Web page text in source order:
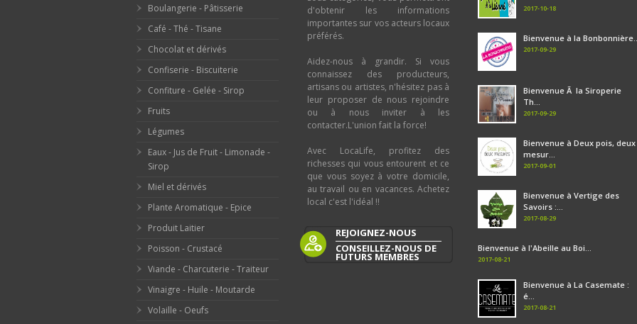
Boulangerie - Pâtisserie
Café - Thé - Tisane
Chocolat et dérivés
Confiserie - Biscuiterie
Confiture - Gelée - Sirop
Fruits
Légumes
Eaux - Jus de Fruit - Limonade -
Sirop
Miel et dérivés
Plante Aromatique - Epice
Produit Laitier
Poisson - Crustacé
Viande - Charcuterie - Traiteur
Vinaigre - Huile - Moutarde
Volaille - Oeufs
d'obtenir les informations
importantes sur vos acteurs locaux
préférés.
Aidez-nous à grandir. Si vous
connaissez des producteurs,
artisans ou artistes, n'hésitez pas à
leur proposer de nous rejoindre
ou à nous inviter à les
contacter.L'union fait la force!
Avec LocaLife, profitez des
richesses qui vous entourent et ce
que vous soyez à votre domicile,
au travail ou en vacances. Achetez
local c'est l'idéal !!
REJOIGNEZ-NOUS
CONSEILLEZ-NOUS DE
FUTURS MEMBRES
2017-10-18
Bienvenue à la
2017-09-29
Bienvenue Ã la Siroperie
Th...
2017-09-29
Bienvenue à Deux pois, deux
mesur...
2017-09-01
Bienvenue à Vertige des
Savoirs :...
2017-08-29
Bienvenue à l'Abeille au Boi...
2017-08-21
Bienvenue à La Casemate :
é...
2017-08-21